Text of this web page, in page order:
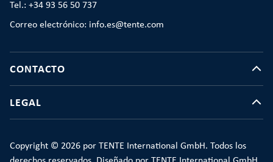
Tel.: +34 93 56 50 737
Correo electrónico: info.es@tente.com
CONTACTO
LEGAL
Copyright © 2026 por TENTE International GmbH. Todos los